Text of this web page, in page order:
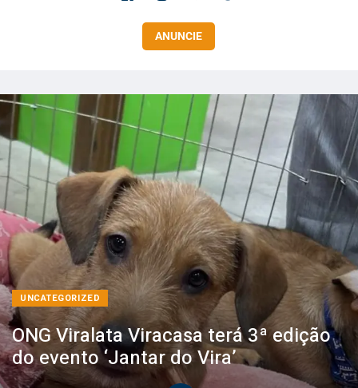
ANUNCIE
UNCATEGORIZED
ONG Viralata Viracasa terá 3ª edição
do evento ‘Jantar do Vira’